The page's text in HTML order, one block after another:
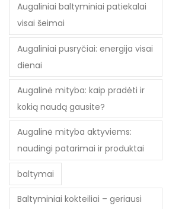
Augaliniai baltyminiai patiekalai
visai šeimai
Augaliniai pusryčiai: energija visai
dienai
Augalinė mityba: kaip pradėti ir
kokią naudą gausite?
Augalinė mityba aktyviems:
naudingi patarimai ir produktai
baltymai
Baltyminiai kokteiliai – geriausi